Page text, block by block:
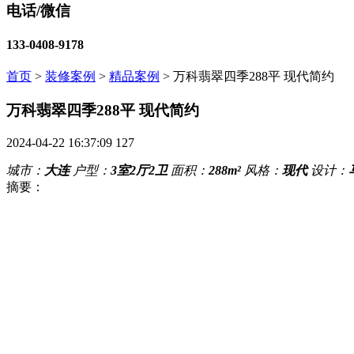
电话/微信
133-0408-9178
首页 > 装修案例 > 精品案例 > 万科翡翠四季288平 现代简约
万科翡翠四季288平 现代简约
2024-04-22 16:37:09 127
城市： 大连 户型： 3室2厅2卫 面积： 288m² 风格： 现代 设计：
摘要：